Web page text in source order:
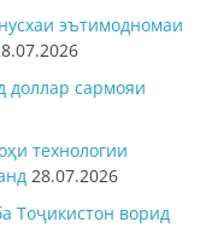
эътимодномаи
доллар сармояи
технологии
28.07.2026
Тоҷикистон ворид